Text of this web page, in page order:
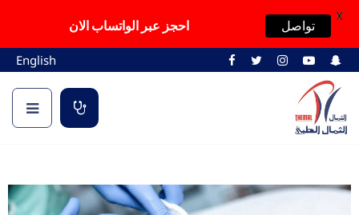
English
احجز عبر الواتساب الان تواصل
X